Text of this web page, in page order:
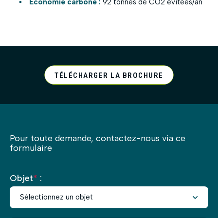
Économie carbone : 92 tonnes de CO2 évitées/an
TÉLÉCHARGER LA BROCHURE
Pour toute demande, contactez-nous via ce
formulaire
Objet* :